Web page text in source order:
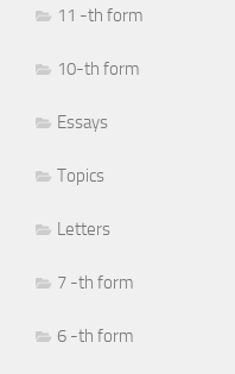
11 -th form
10-th form
Essays
Topics
Letters
7 -th form
6 -th form